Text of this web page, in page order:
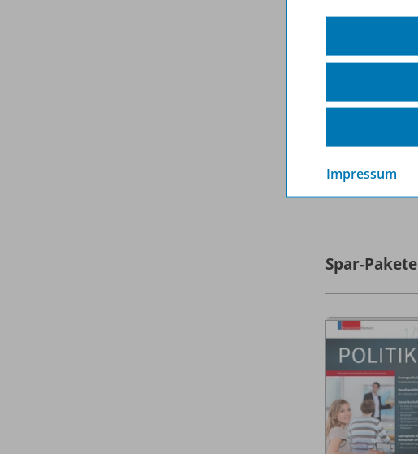
Spar-Pakete
Impressum